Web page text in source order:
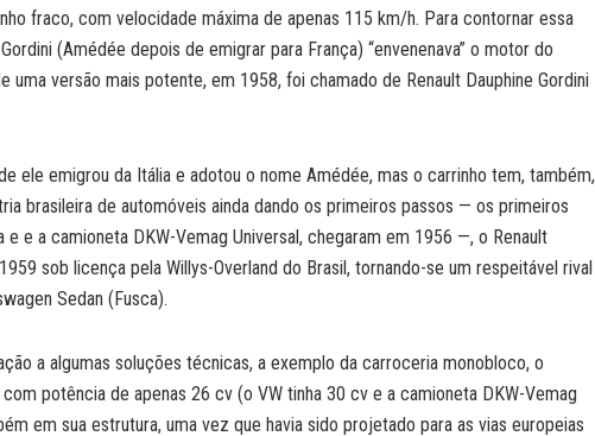
fraco, com velocidade máxima de apenas 115 km/h. Para contornar essa
(Amédée depois de emigrar para França) “envenenava” o motor do
uma versão mais potente, em 1958, foi chamado de Renault Dauphine Gordini
ele emigrou da Itália e adotou o nome Amédée, mas o carrinho tem, também,
brasileira de automóveis ainda dando os primeiros passos — os primeiros
e a camioneta DKW-Vemag Universal, chegaram em 1956 —, o Renault
sob licença pela Willys-Overland do Brasil, tornando-se um respeitável rival
Sedan (Fusca).
a algumas soluções técnicas, a exemplo da carroceria monobloco, o
potência de apenas 26 cv (o VW tinha 30 cv e a camioneta DKW-Vemag
em sua estrutura, uma vez que havia sido projetado para as vias europeias